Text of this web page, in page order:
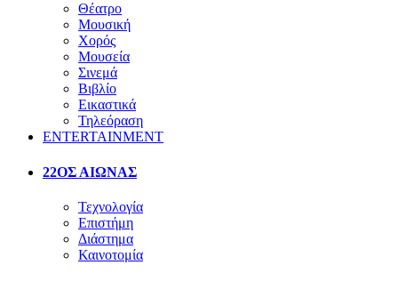
Θέατρο
Μουσική
Χορός
Μουσεία
Σινεμά
Βιβλίο
Εικαστικά
Τηλεόραση
ENTERTAINMENT
22ΟΣ ΑΙΩΝΑΣ
Τεχνολογία
Επιστήμη
Διάστημα
Καινοτομία